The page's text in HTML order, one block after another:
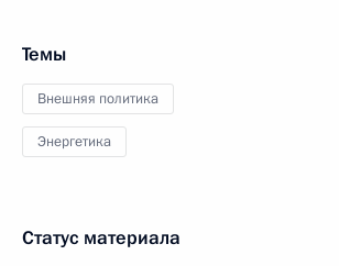
Темы
Внешняя политика
Энергетика
Статус материала